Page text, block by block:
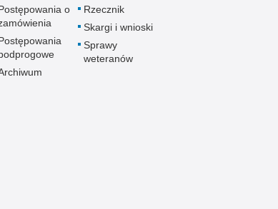
Przestępczość alkoholowa
Przestępczość bankowa i kredytowa
Przestępczość cudzoziemców
o
Rzecznik
Skargi i wnioski
Sprawy
weteranów